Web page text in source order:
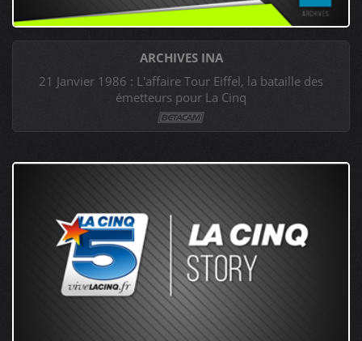
ARCHIVES INA
21 Janvier 1986 : L'affaire Tour Eiffel, la bataille des
émetteurs pour La Cinq